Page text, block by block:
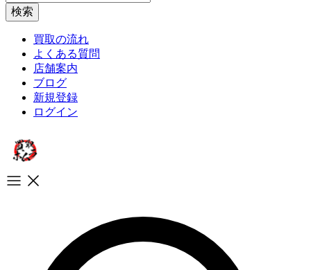
買取の流れ
よくある質問
店舗案内
ブログ
新規登録
ログイン